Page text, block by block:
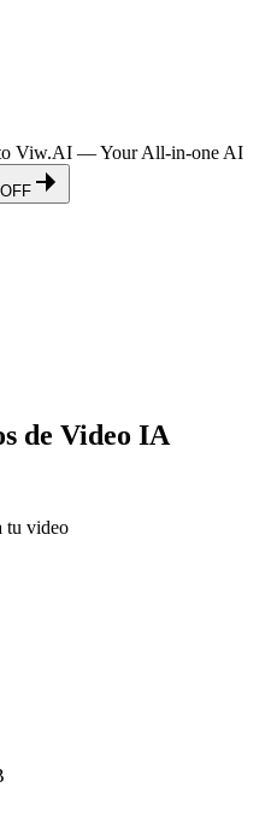
Viw.AI — Your All-in-one AI
de Video IA
tu video